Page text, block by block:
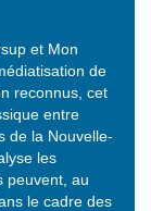
et Mon
de
reconnus, cet
entre
de la Nouvelle-
les
peuvent, au
le cadre des